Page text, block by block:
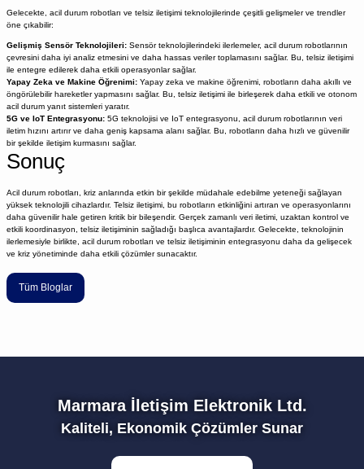
Gelecekte, acil durum robotları ve telsiz iletişimi teknolojilerinde çeşitli gelişmeler ve trendler
öne çıkabilir:
Gelişmiş Sensör Teknolojileri: Sensör teknolojilerindeki ilerlemeler, acil durum robotlarının
çevresini daha iyi analiz etmesini ve daha hassas veriler toplamasını sağlar. Bu, telsiz iletişimi
ile entegre edilerek daha etkili operasyonlar sağlar.
Yapay Zeka ve Makine Öğrenimi: Yapay zeka ve makine öğrenimi, robotların daha akıllı ve
öngörülebilir hareketler yapmasını sağlar. Bu, telsiz iletişimi ile birleşerek daha etkili ve otonom
acil durum yanıt sistemleri yaratır.
5G ve IoT Entegrasyonu: 5G teknolojisi ve IoT entegrasyonu, acil durum robotlarının veri
iletim hızını artırır ve daha geniş kapsama alanı sağlar. Bu, robotların daha hızlı ve güvenilir
bir şekilde iletişim kurmasını sağlar.
Sonuç
Acil durum robotları, kriz anlarında etkin bir şekilde müdahale edebilme yeteneği sağlayan
yüksek teknolojili cihazlardır. Telsiz iletişimi, bu robotların etkinliğini artıran ve operasyonlarını
daha güvenilir hale getiren kritik bir bileşendir. Gerçek zamanlı veri iletimi, uzaktan kontrol ve
etkili koordinasyon, telsiz iletişiminin sağladığı başlıca avantajlardır. Gelecekte, teknolojinin
ilerlemesiyle birlikte, acil durum robotları ve telsiz iletişiminin entegrasyonu daha da gelişecek
ve kriz yönetiminde daha etkili çözümler sunacaktır.
Tüm Bloglar
Marmara İletişim Elektronik Ltd.
Kaliteli, Ekonomik Çözümler Sunar